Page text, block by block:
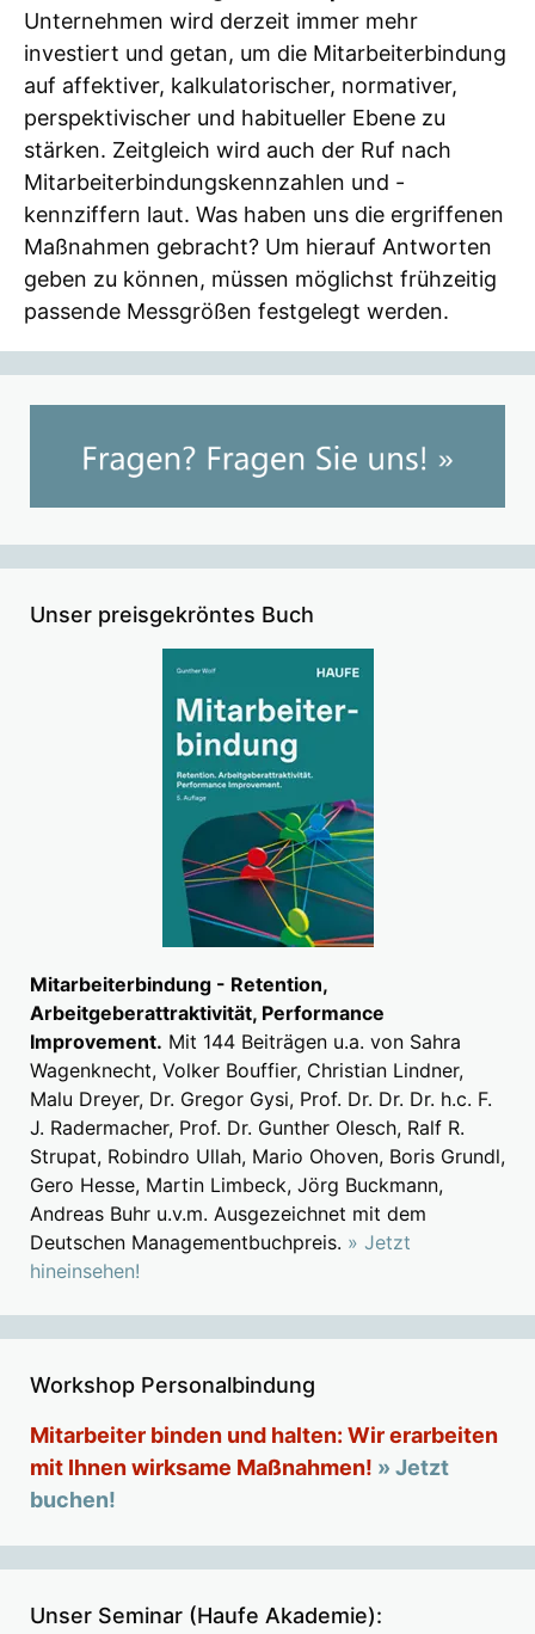
Unternehmen wird derzeit immer mehr
investiert und getan, um die Mitarbeiterbindung
auf affektiver, kalkulatorischer, normativer,
perspektivischer und habitueller Ebene zu
stärken. Zeitgleich wird auch der Ruf nach
Mitarbeiterbindungskennzahlen und -
kennziffern laut. Was haben uns die ergriffenen
Maßnahmen gebracht? Um hierauf Antworten
geben zu können, müssen möglichst frühzeitig
passende Messgrößen festgelegt werden.
Unser preisgekröntes Buch
Mitarbeiterbindung - Retention,
Arbeitgeberattraktivität, Performance
Improvement. Mit 144 Beiträgen u.a. von Sahra
Wagenknecht, Volker Bouffier, Christian Lindner,
Malu Dreyer, Dr. Gregor Gysi, Prof. Dr. Dr. Dr. h.c. F.
J. Radermacher, Prof. Dr. Gunther Olesch, Ralf R.
Strupat, Robindro Ullah, Mario Ohoven, Boris Grundl,
Gero Hesse, Martin Limbeck, Jörg Buckmann,
Andreas Buhr u.v.m. Ausgezeichnet mit dem
Deutschen Managementbuchpreis. » Jetzt
hineinsehen!
Workshop Personalbindung
Mitarbeiter binden und halten: Wir erarbeiten
mit Ihnen wirksame Maßnahmen! » Jetzt
buchen!
Unser Seminar (Haufe Akademie):